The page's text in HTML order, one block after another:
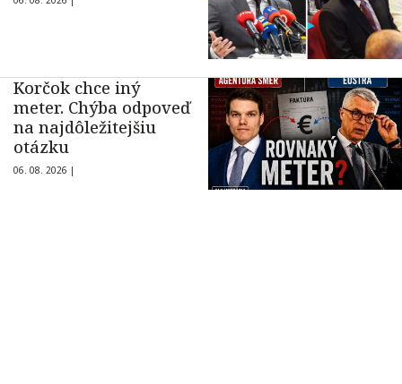
Korčok chce iný
meter. Chýba odpoveď
na najdôležitejšiu
otázku
06. 08. 2026 |